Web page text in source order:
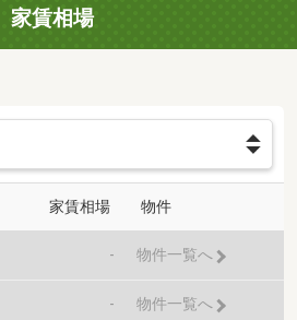
家賃相場
家賃相場 物件
- 物件一覧へ
- 物件一覧へ